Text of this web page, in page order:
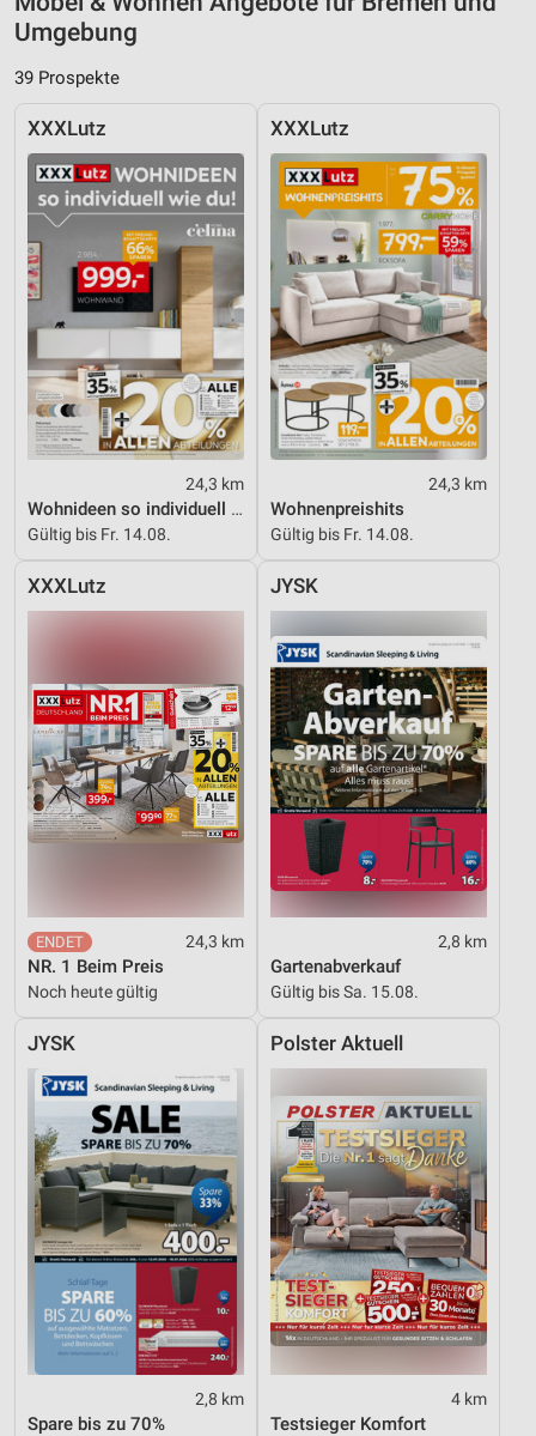
Umgebung
39 Prospekte
XXXLutz
24,3 km
Wohnideen so individuell wie du!
Gültig bis Fr. 14.08.
XXXLutz
24,3 km
Wohnenpreishits
Gültig bis Fr. 14.08.
XXXLutz
24,3 km
NR. 1 Beim Preis
Noch heute gültig
JYSK
2,8 km
Gartenabverkauf
Gültig bis Sa. 15.08.
JYSK
2,8 km
Spare bis zu 70%
Polster Aktuell
4 km
Testsieger Komfort